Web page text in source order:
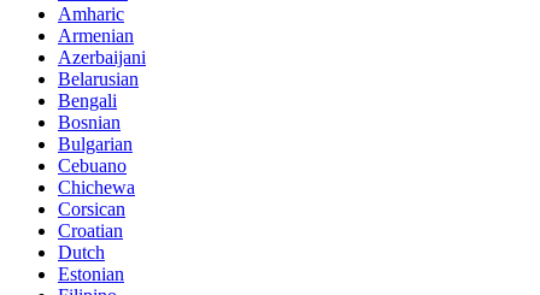
Amharic
Armenian
Azerbaijani
Belarusian
Bengali
Bosnian
Bulgarian
Cebuano
Chichewa
Corsican
Croatian
Dutch
Estonian